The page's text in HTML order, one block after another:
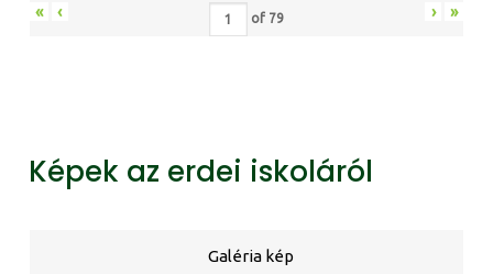
« ‹ of 79 › »
Képek az erdei iskoláról
Galéria kép